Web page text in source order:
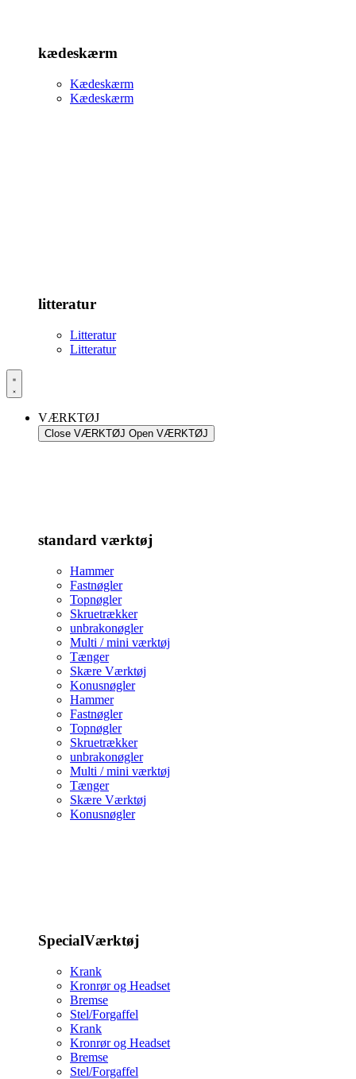
kædeskærm
Kædeskærm
Kædeskærm
litteratur
Litteratur
Litteratur
VÆRKTØJ
Close VÆRKTØJ Open VÆRKTØJ
standard værktøj
Hammer
Fastnøgler
Topnøgler
Skruetrækker
unbrakonøgler
Multi / mini værktøj
Tænger
Skære Værktøj
Konusnøgler
Hammer
Fastnøgler
Topnøgler
Skruetrækker
unbrakonøgler
Multi / mini værktøj
Tænger
Skære Værktøj
Konusnøgler
SpecialVærktøj
Krank
Kronrør og Headset
Bremse
Stel/Forgaffel
Krank
Kronrør og Headset
Bremse
Stel/Forgaffel